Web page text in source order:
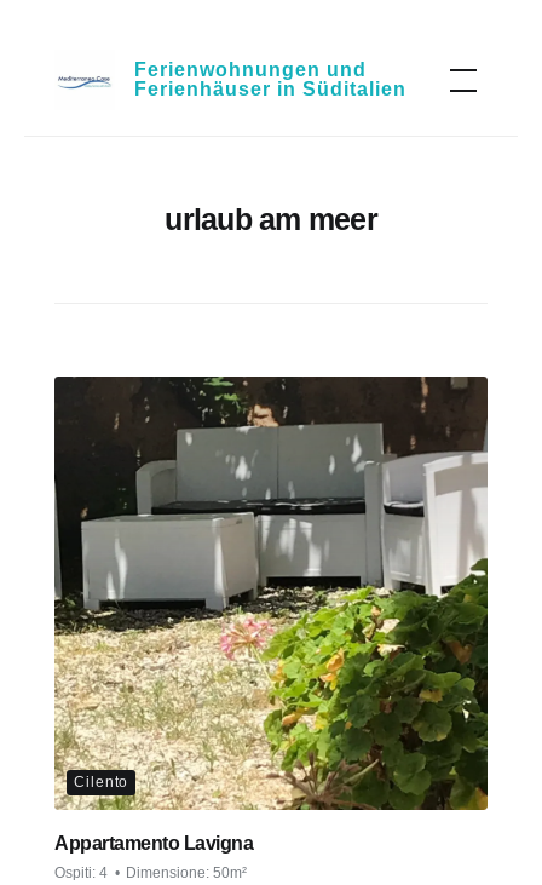
Ferienwohnungen und
Ferienhäuser in Süditalien
urlaub am meer
Cilento
Appartamento Lavigna
Ospiti: 4 Dimensione: 50m²